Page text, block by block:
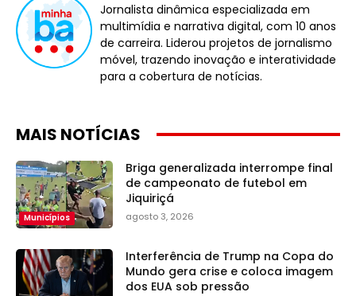
Jornalista dinâmica especializada em
multimídia e narrativa digital, com 10 anos
de carreira. Liderou projetos de jornalismo
móvel, trazendo inovação e interatividade
para a cobertura de notícias.
MAIS NOTÍCIAS
Municípios
Briga generalizada interrompe final
de campeonato de futebol em
Jiquiriçá
agosto 3, 2026
Interferência de Trump na Copa do
Mundo gera crise e coloca imagem
dos EUA sob pressão